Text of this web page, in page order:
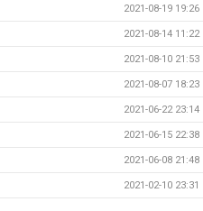
2021-08-19 19:26
2021-08-14 11:22
2021-08-10 21:53
2021-08-07 18:23
2021-06-22 23:14
2021-06-15 22:38
2021-06-08 21:48
2021-02-10 23:31